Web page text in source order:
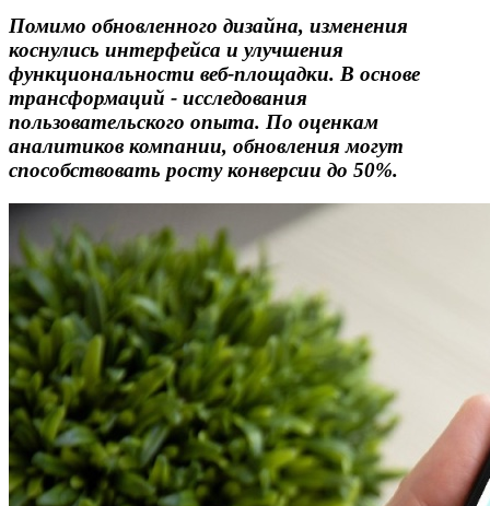
Помимо обновленного дизайна, изменения
коснулись интерфейса и улучшения
функциональности веб-площадки. В основе
трансформаций - исследования
пользовательского опыта. По оценкам
аналитиков компании, обновления могут
способствовать росту конверсии до 50%.